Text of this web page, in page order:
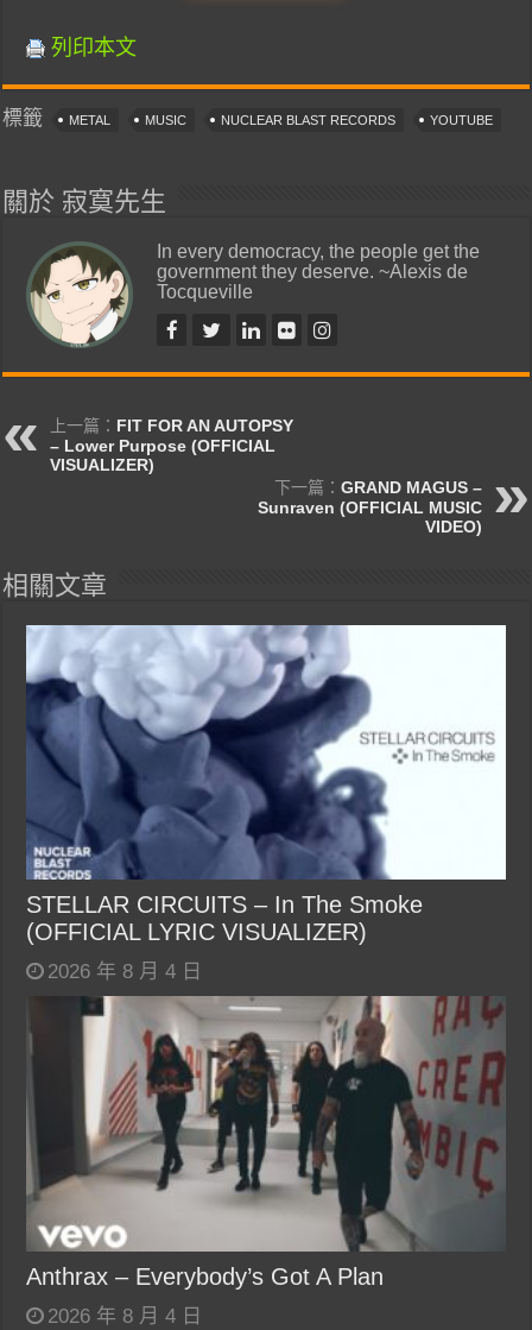
列印本文
標籤 METAL MUSIC NUCLEAR BLAST RECORDS YOUTUBE
關於 寂寞先生
In every democracy, the people get the
government they deserve. ~Alexis de
Tocqueville
上一篇： FIT FOR AN AUTOPSY
– Lower Purpose (OFFICIAL
VISUALIZER)
下一篇： GRAND MAGUS –
Sunraven (OFFICIAL MUSIC
VIDEO)
相關文章
STELLAR CIRCUITS – In The Smoke
(OFFICIAL LYRIC VISUALIZER)
2026 年 8 月 4 日
Anthrax – Everybody’s Got A Plan
2026 年 8 月 4 日